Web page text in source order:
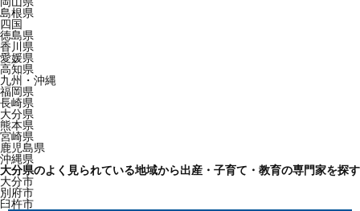
島根県
四国
徳島県
香川県
愛媛県
高知県
九州・沖縄
福岡県
長崎県
大分県
熊本県
宮崎県
鹿児島県
沖縄県
大分県のよく見られている地域から出産・子育て・教育の専門家を探す
大分市
別府市
臼杵市